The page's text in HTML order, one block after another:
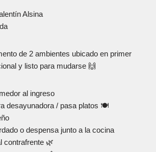
Alsina
de 2 ambientes ubicado en primer
y listo para mudarse 🙌
al ingreso
desayunadora / pasa platos 🍽️
o despensa junto a la cocina
contrafrente 🌿